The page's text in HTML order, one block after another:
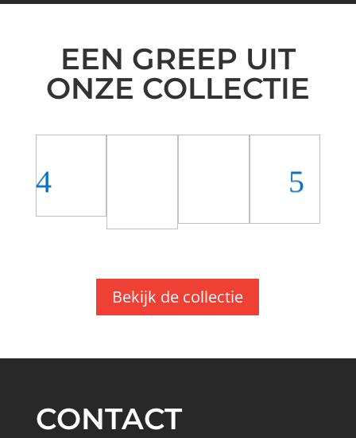
EEN GREEP UIT
ONZE COLLECTIE
Bekijk de collectie
CONTACT